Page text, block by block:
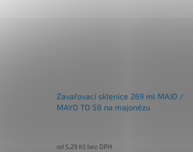
Zavařovací sklenice 269 ml MAJO /
MAYO TO 58 na majonézu
od 5,29 Kč bez DPH